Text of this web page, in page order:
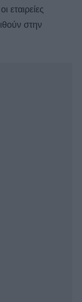
εταιρείες
στην